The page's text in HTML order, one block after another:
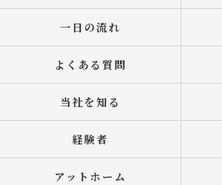
一日の流れ
よくある質問
当社を知る
経験者
アットホーム